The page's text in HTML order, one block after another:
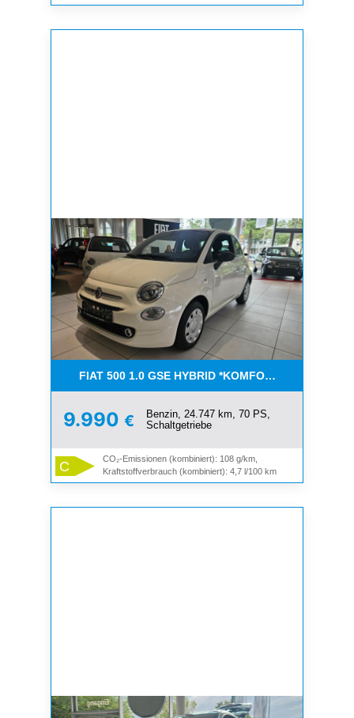
FIAT 500 1.0 GSE HYBRID *KOMFORT PAKET*CAR-
9.990 €
Benzin, 24.747 km, 70 PS,
Schaltgetriebe
C
CO₂-Emissionen (kombiniert): 108 g/km,
Kraftstoffverbrauch (kombiniert): 4,7 l/100 km